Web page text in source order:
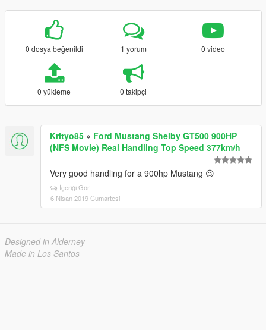
0 dosya beğenildi 1 yorum 0 video
0 yükleme 0 takipçi
Krityo85 » Ford Mustang Shelby GT500 900HP
(NFS Movie) Real Handling Top Speed 377km/h
Very good handling for a 900hp Mustang 😉
İçeriği Gör
6 Nisan 2019 Cumartesi
Designed in Alderney
Made in Los Santos